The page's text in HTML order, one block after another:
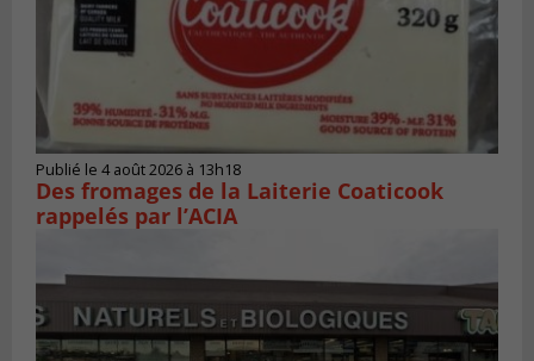
Publié le 4 août 2026 à 13h18
Des fromages de la Laiterie Coaticook
rappelés par l’ACIA